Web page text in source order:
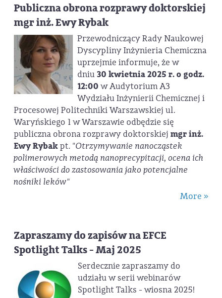
Publiczna obrona rozprawy doktorskiej
mgr inż. Ewy Rybak
Przewodniczący Rady Naukowej
Dyscypliny Inżynieria Chemiczna
uprzejmie informuje, że w
dniu 30 kwietnia 2025 r. o godz.
12:00 w Audytorium A3
Wydziału Inżynierii Chemicznej i
Procesowej Politechniki Warszawskiej ul.
Waryńskiego 1 w Warszawie odbędzie się
publiczna obrona rozprawy doktorskiej mgr inż.
Ewy Rybakpt. "Otrzymywanie nanocząstek
polimerowych metodą nanoprecypitacji, ocena ich
właściwości do zastosowania jako potencjalne
nośniki leków"
More »
Zapraszamy do zapisów na EFCE
Spotlight Talks - Maj 2025
Serdecznie zapraszamy do
udziału w serii webinarów
Spotlight Talks - wiosna 2025!